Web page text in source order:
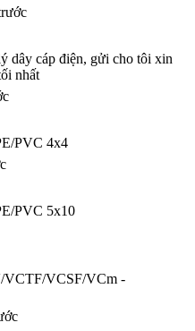
dây cáp điện, gửi cho tôi xin
nhất
PVC 4x4
PVC 5x10
VCTF/VCSF/VCm -